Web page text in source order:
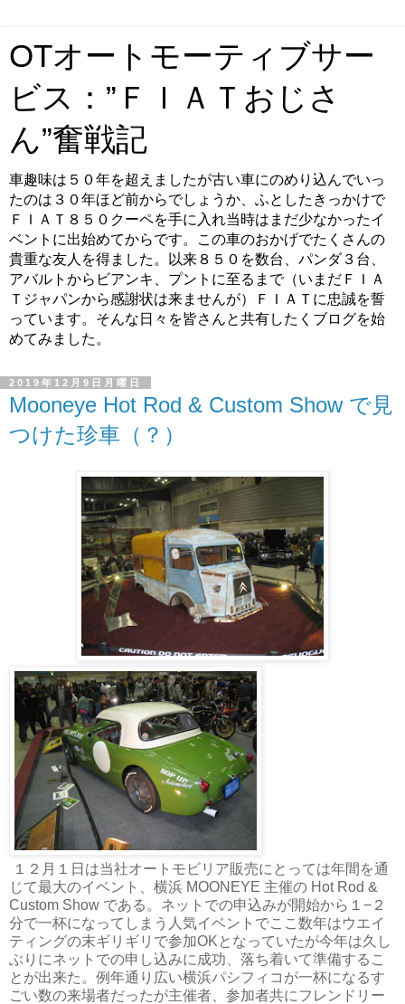
OTオートモーティブサー
ビス：”ＦＩＡＴおじさ
ん”奮戦記
車趣味は５０年を超えましたが古い車にのめり込んでいっ
たのは３０年ほど前からでしょうか、ふとしたきっかけで
ＦＩＡＴ８５０クーペを手に入れ当時はまだ少なかったイ
ベントに出始めてからです。この車のおかげでたくさんの
貴重な友人を得ました。以来８５０を数台、パンダ３台、
アバルトからビアンキ、プントに至るまで（いまだＦＩＡ
Ｔジャパンから感謝状は来ませんが）ＦＩＡＴに忠誠を誓
っています。そんな日々を皆さんと共有したくブログを始
めてみました。
2019年12月9日月曜日
Mooneye Hot Rod & Custom Show で見
つけた珍車（？）
１２月１日は当社オートモビリア販売にとっては年間を通
じて最大のイベント、横浜 MOONEYE 主催の Hot Rod &
Custom Show である。ネットでの申込みが開始から１−２
分で一杯になってしまう人気イベントでここ数年はウエイ
ティングの末ギリギリで参加OKとなっていたが今年は久し
ぶりにネットでの申し込みに成功、落ち着いて準備するこ
とが出来た。例年通り広い横浜パシフィコが一杯になるす
ごい数の来場者だったが主催者、参加者共にフレンドリー